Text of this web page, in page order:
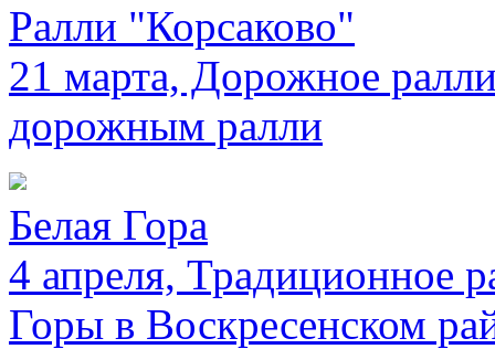
Ралли "Корсаково"
21 марта, Дорожное
дорожным ралли
Белая Гора
4 апреля, Традиционное
Горы в Воскресенском